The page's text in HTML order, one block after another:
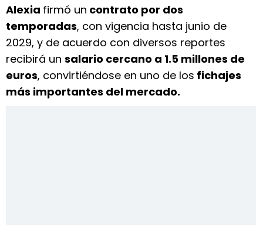
Alexia firmó un contrato por dos
temporadas, con vigencia hasta junio de
2029, y de acuerdo con diversos reportes
recibirá un salario cercano a 1.5 millones de
euros, convirtiéndose en uno de los fichajes
más importantes del mercado.